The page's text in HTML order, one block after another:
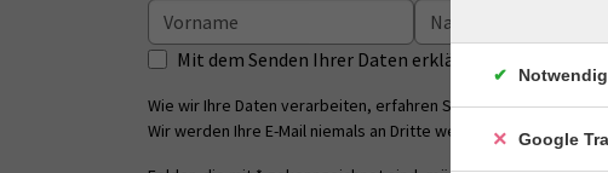
Mit dem Senden Ihrer Daten erklären Sie sich mit
Wie wir Ihre Daten verarbeiten, erfahren Sie in unseren
Wir werden Ihre E-Mail niemals an Dritte weitergeben.
Notwendig
Google